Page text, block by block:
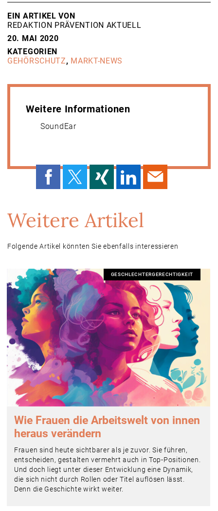
EIN ARTIKEL VON
REDAKTION PRÄVENTION AKTUELL
20. MAI 2020
KATEGORIEN
GEHÖRSCHUTZ, MARKT-NEWS
Weitere Informationen
SoundEar
Weitere Artikel
Folgende Artikel könnten Sie ebenfalls interessieren
GESCHLECHTERGERECHTIGKEIT
Wie Frauen die Arbeitswelt von innen
heraus verändern
Frauen sind heute sichtbarer als je zuvor. Sie führen,
entscheiden, gestalten vermehrt auch in Top-Positionen.
Und doch liegt unter dieser Entwicklung eine Dynamik,
die sich nicht durch Rollen oder Titel auflösen lässt.
Denn die Geschichte wirkt weiter.